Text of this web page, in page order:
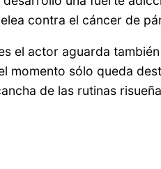
contra el cáncer de
el actor aguarda
momento sólo queda
de las rutinas